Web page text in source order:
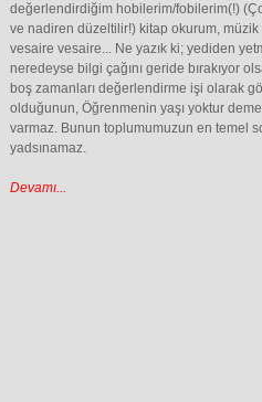
değerlendirdiğim hobilerim/fobilerim(!)
ve nadiren düzeltilir!) kitap okurum,
vesaire vesaire... Ne yazık ki; yediden
neredeyse bilgi çağını geride bırakıyor
boş zamanları değerlendirme işi olarak
olduğunun, Öğrenmenin yaşı yoktur
varmaz. Bunun toplumumuzun en temel
yadsınamaz.
Devamı...